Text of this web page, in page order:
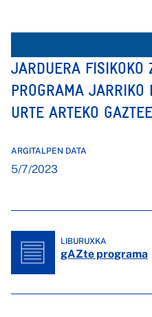
JARDUERA FISIKOKO
PROGRAMA
URTE ARTEKO
ARGITALPEN DATA
5/7/2023
LIBURUXKA
gAZte programa